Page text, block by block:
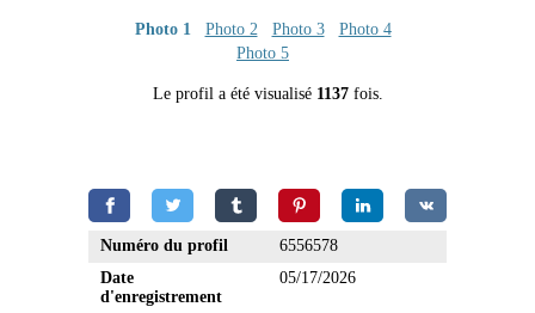
Photo 1 Photo 2 Photo 3
Photo 4
Photo 5
Le profil a été visualisé 1137fois.
Numéro du profil
6556578
Date
d'enregistrement
05/17/2026